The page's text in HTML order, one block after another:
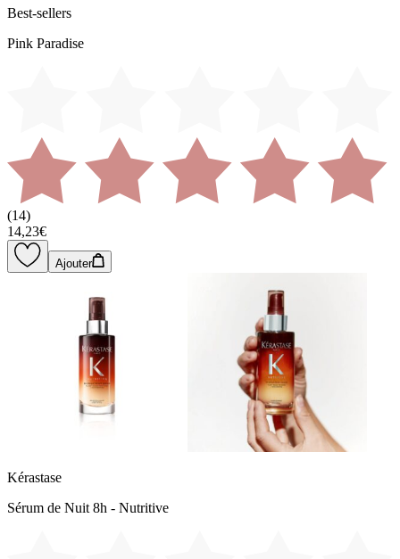
Best-sellers
Pink Paradise
(14)
14,23€
Ajouter
Kérastase
Sérum de Nuit 8h - Nutritive